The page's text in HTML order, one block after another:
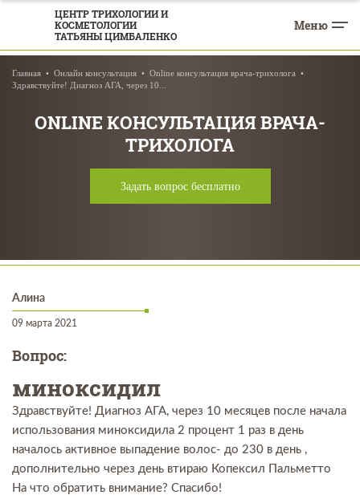
ЦЕНТР ТРИХОЛОГИИ И
КОСМЕТОЛОГИИ
ТАТЬЯНЫ ЦИМБАЛЕНКО
Меню
Главная Онлайн консультация
Online консультация врача-трихолога
Здравствуйте! Диагноз АГА, через 10...
ONLINE КОНСУЛЬТАЦИЯ ВРАЧА-
ТРИХОЛОГА
Задать вопрос бесплатно
Алина
09 марта 2021
Вопрос:
миноксидил
Здравствуйте! Диагноз АГА, через 10 месяцев после начала
использования миноксидила 2 процент 1 раз в день
началось активное выпадение волос- до 230 в день ,
дополнительно через день втираю Копексил Пальметто
На что обратить внимание? Спасибо!